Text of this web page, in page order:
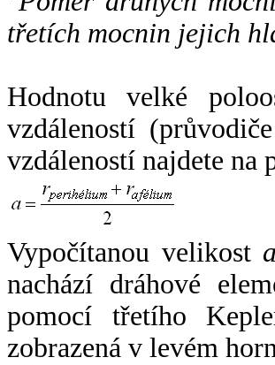
třetích mocnin jejich
Hodnotu velké
vzdáleností (průvodiče
vzdáleností najdete na
Vypočítanou velikost a
nachází dráhové
pomocí třetího
zobrazená v levém